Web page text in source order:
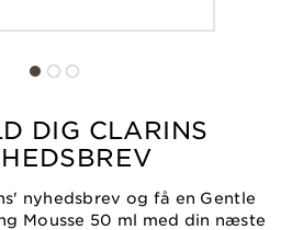
DIG CLARINS
nyhedsbrev og få en Gentle
Mousse 50 ml med din næste